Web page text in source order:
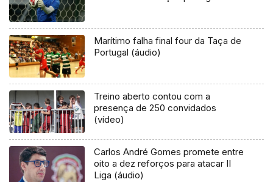
Marítimo falha final four da Taça de
Portugal (áudio)
Treino aberto contou com a
presença de 250 convidados
(vídeo)
Carlos André Gomes promete entre
oito a dez reforços para atacar II
Liga (áudio)